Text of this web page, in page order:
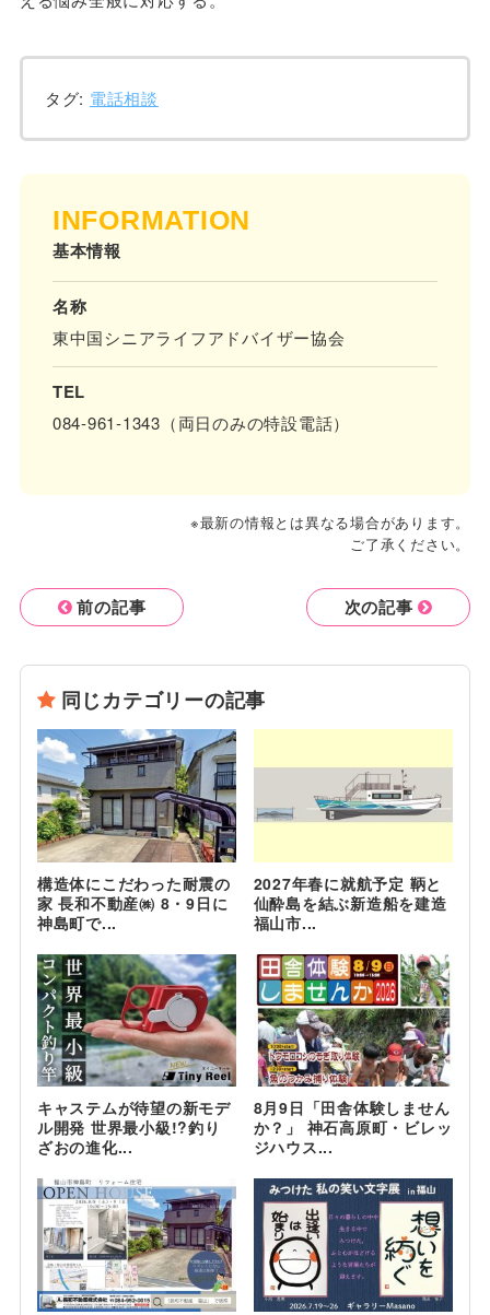
タグ: 電話相談
INFORMATION
基本情報
名称
東中国シニアライフアドバイザー協会
TEL
084-961-1343（両日のみの特設電話）
※最新の情報とは異なる場合があります。
ご了承ください。
前の記事 次の記事
同じカテゴリーの記事
構造体にこだわった耐震の
家 長和不動産㈱ 8・9日に
神島町で...
2027年春に就航予定 鞆と
仙酔島を結ぶ新造船を建造
福山市...
キャステムが待望の新モデ
ル開発 世界最小級!?釣り
ざおの進化...
8月9日「田舎体験しません
か？」 神石高原町・ビレッ
ジハウス...